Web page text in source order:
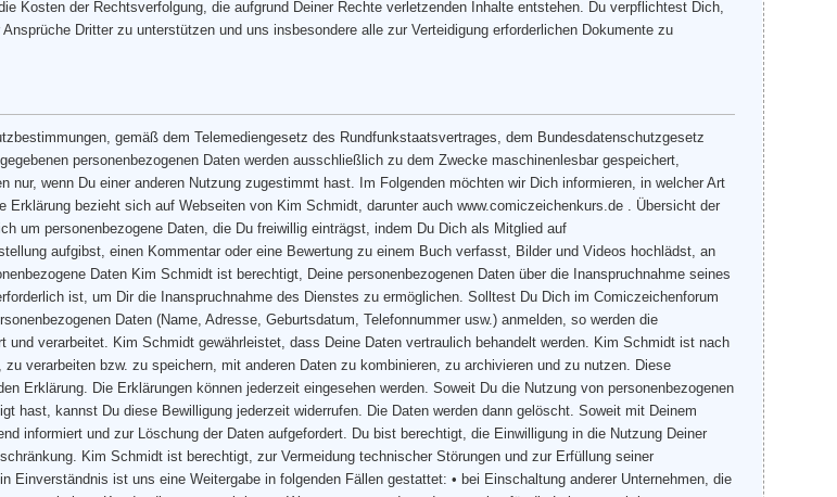
Kosten der Rechtsverfolgung, die aufgrund Deiner Rechte verletzenden Inhalte entstehen. Du verpflichtest Dich,
Dritter zu unterstützen und uns insbesondere alle zur Verteidigung erforderlichen Dokumente zu
gemäß dem Telemediengesetz des Rundfunkstaatsvertrages, dem Bundesdatenschutzgesetz
personenbezogenen Daten werden ausschließlich zu dem Zwecke maschinenlesbar gespeichert,
wenn Du einer anderen Nutzung zugestimmt hast. Im Folgenden möchten wir Dich informieren, in welcher Art
bezieht sich auf Webseiten von Kim Schmidt, darunter auch www.comiczeichenkurs.de . Übersicht der
um personenbezogene Daten, die Du freiwillig einträgst, indem Du Dich als Mitglied auf
aufgibst, einen Kommentar oder eine Bewertung zu einem Buch verfasst, Bilder und Videos hochlädst, an
Daten Kim Schmidt ist berechtigt, Deine personenbezogenen Daten über die Inanspruchnahme seines
ist, um Dir die Inanspruchnahme des Dienstes zu ermöglichen. Solltest Du Dich im Comiczeichenforum
Daten (Name, Adresse, Geburtsdatum, Telefonnummer usw.) anmelden, so werden die
und verarbeitet. Kim Schmidt gewährleistet, dass Deine Daten vertraulich behandelt werden. Kim Schmidt ist nach
verarbeiten bzw. zu speichern, mit anderen Daten zu kombinieren, zu archivieren und zu nutzen. Diese
Erklärung. Die Erklärungen können jederzeit eingesehen werden. Soweit Du die Nutzung von personenbezogenen
hast, kannst Du diese Bewilligung jederzeit widerrufen. Die Daten werden dann gelöscht. Soweit mit Deinem
informiert und zur Löschung der Daten aufgefordert. Du bist berechtigt, die Einwilligung in die Nutzung Deiner
Kim Schmidt ist berechtigt, zur Vermeidung technischer Störungen und zur Erfüllung seiner
Einverständnis ist uns eine Weitergabe in folgenden Fällen gestattet: • bei Einschaltung anderer Unternehmen, die